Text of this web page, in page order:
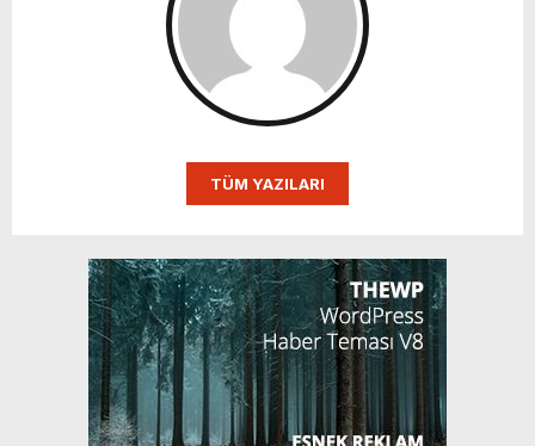
TÜM YAZILARI